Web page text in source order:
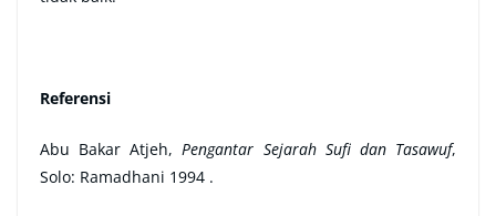
Referensi
Abu Bakar Atjeh,Pengantar Sejarah Sufi dan Tasawuf,
Solo: Ramadhani 1994 .